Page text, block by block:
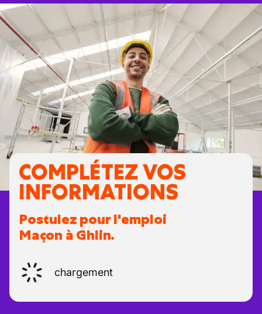
COMPLÉTEZ VOS
INFORMATIONS
Postulez pour l'emploi
Maçon à Ghlin.
chargement